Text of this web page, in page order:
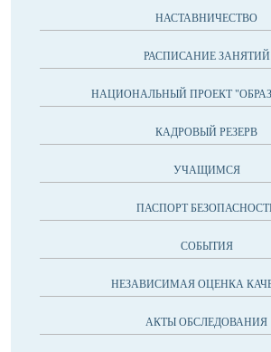
НАСТАВНИЧЕСТВО
РАСПИСАНИЕ ЗАНЯТИЙ
НАЦИОНАЛЬНЫЙ ПРОЕКТ
КАДРОВЫЙ РЕЗЕРВ
УЧАЩИМСЯ
ПАСПОРТ
СОБЫТИЯ
НЕЗАВИСИМАЯ ОЦЕНКА
АКТЫ ОБСЛЕДОВАНИЯ